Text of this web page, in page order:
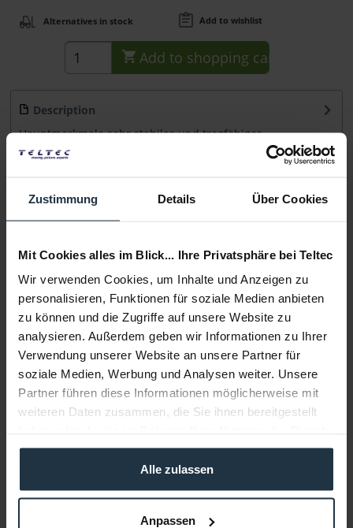
Zustimmung Details Über Cookies
Mit Cookies alles im Blick... Ihre Privatsphäre bei Teltec
Wir verwenden Cookies, um Inhalte und Anzeigen zu
personalisieren, Funktionen für soziale Medien anbieten
zu können und die Zugriffe auf unsere Website zu
analysieren. Außerdem geben wir Informationen zu Ihrer
Verwendung unserer Website an unsere Partner für
soziale Medien, Werbung und Analysen weiter. Unsere
Partner führen diese Informationen möglicherweise mit
weiteren Daten zusammen, die Sie ihnen bereitgestellt
gesammelt haben.
Alle zulassen
Anpassen
Alternatives in stock Add to wishlist
Add to shopping cart
Description
Hauptmerkmale sehr stabiles und tragfähiges
Lampenstativ mit Luftfederung in jeder Sektion...more
Manufacturer & Product Safety Information
Folgende Infos zum Hersteller sind verfübar...... more
More articles from +++ walimex pro +++ look at